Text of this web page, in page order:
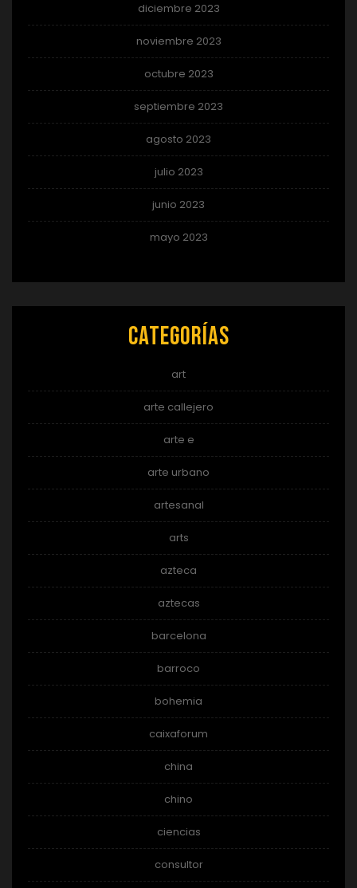
diciembre 2023
noviembre 2023
octubre 2023
septiembre 2023
agosto 2023
julio 2023
junio 2023
mayo 2023
Categorías
art
arte callejero
arte e
arte urbano
artesanal
arts
azteca
aztecas
barcelona
barroco
bohemia
caixaforum
china
chino
ciencias
consultor